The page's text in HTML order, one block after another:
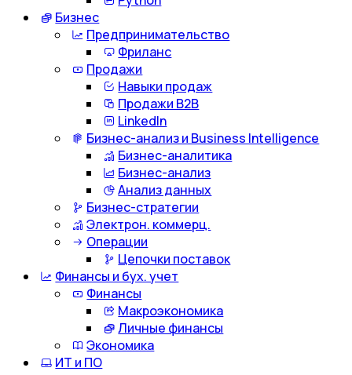
Бизнес
Предпринимательство
Фриланс
Продажи
Навыки продаж
Продажи B2B
LinkedIn
Бизнес-анализ и Business Intelligence
Бизнес-аналитика
Бизнес-анализ
Анализ данных
Бизнес-стратегии
Электрон. коммерц.
Операции
Цепочки поставок
Финансы и бух. учет
Финансы
Макроэкономика
Личные финансы
Экономика
ИТ и ПО